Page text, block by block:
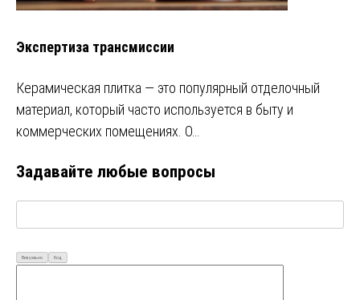
Экспертиза трансмиссии
Керамическая плитка — это популярный отделочный
материал, который часто используется в быту и
коммерческих помещениях. О…
Задавайте любые вопросы
Визуально Код